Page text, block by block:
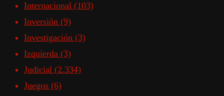
Internacional (103)
Inversión (9)
Investigación (3)
Izquierda (3)
Judicial (2.334)
Juegos (6)